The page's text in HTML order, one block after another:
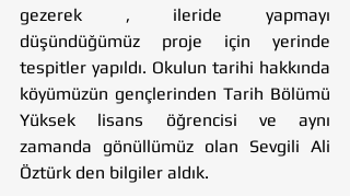
gezerek , ileride yapmayı
düşündüğümüz proje için yerinde
tespitler yapıldı. Okulun tarihi hakkında
köyümüzün gençlerinden Tarih Bölümü
Yüksek lisans öğrencisi ve aynı
zamanda gönüllümüz olan Sevgili Ali
Öztürk den bilgiler aldık.